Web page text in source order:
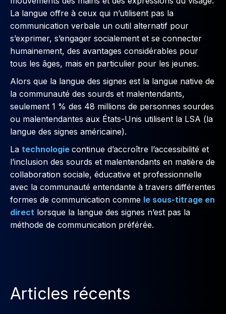
La langue offre à ceux qui n’utilisent pas la
communication verbale un outil alternatif pour
s’exprimer, s’engager socialement et se connecter
humainement, des avantages considérables pour
tous les âges, mais en particulier pour les jeunes.
Alors que la langue des signes est la langue native de
la communauté des sourds et malentendants,
seulement 1 % des 48 millions de personnes sourdes
ou malentendantes aux États-Unis utilisent la LSA (la
langue des signes américaine).
La technologie continue d’accroître l’accessibilité et
l’inclusion des sourds et malentendants en matière de
collaboration sociale, éducative et professionnelle
avec la communauté entendante à travers différentes
formes de communication comme le sous-titrage en
direct lorsque la langue des signes n’est pas la
méthode de communication préférée.
Articles récents